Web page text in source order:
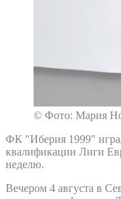
© Фото: Мария
ФК "Иберия 1999"
квалификации Лиги
неделю.
Вечером 4 августа в